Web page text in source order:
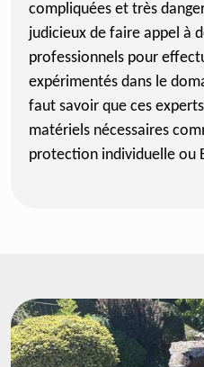
compliquées et très
judicieux de faire appel à
professionnels pour
expérimentés dans le
faut savoir que ces
matériels nécessaires
protection individuelle ou